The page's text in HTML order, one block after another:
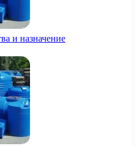
и назначение